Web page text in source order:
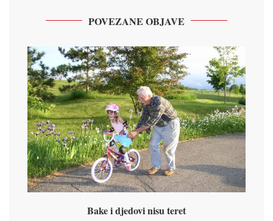
POVEZANE OBJAVE
Bake i djedovi nisu teret